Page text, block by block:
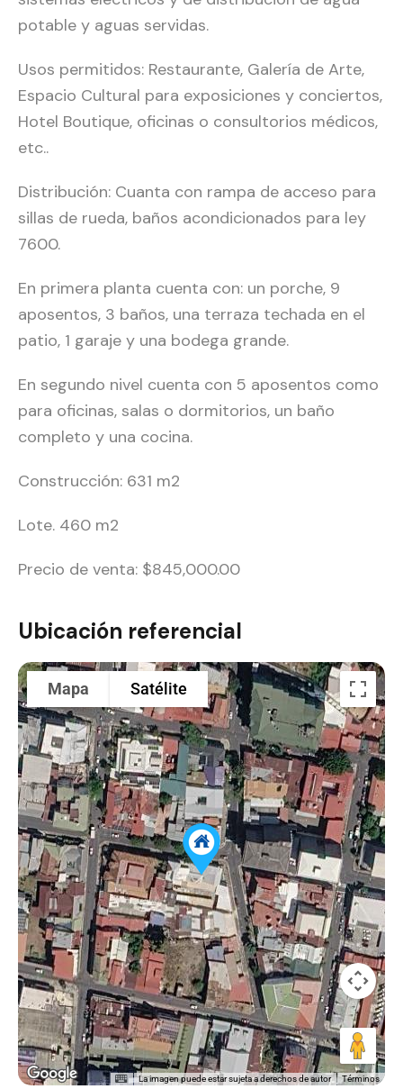
potable y aguas servidas.
Usos permitidos: Restaurante, Galería de Arte,
Espacio Cultural para exposiciones y conciertos,
Hotel Boutique, oficinas o consultorios médicos,
etc..
Distribución: Cuanta con rampa de acceso para
sillas de rueda, baños acondicionados para ley
7600.
En primera planta cuenta con: un porche, 9
aposentos, 3 baños, una terraza techada en el
patio, 1 garaje y una bodega grande.
En segundo nivel cuenta con 5 aposentos como
para oficinas, salas o dormitorios, un baño
completo y una cocina.
Construcción: 631 m2
Lote. 460 m2
Precio de venta: $845,000.00
Ubicación referencial
Mapa Satélite
La imagen puede estar sujeta a derechos de autor Términos